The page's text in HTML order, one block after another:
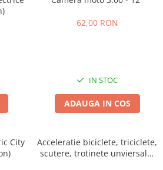
62,00 RON
IN STOC
ADAUGA IN COS
City
Acceleratie biciclete, triciclete,
scutere, trotinete unviersala,